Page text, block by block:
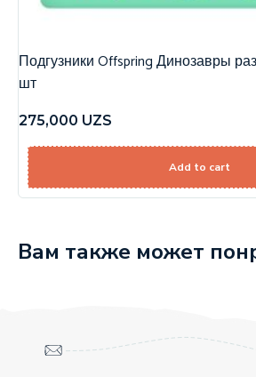
Подгузники Offspring Динозавры
шт
275,000 UZS
Add to cart
Вам также может